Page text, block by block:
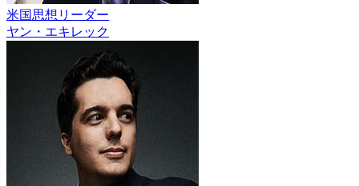
米国思想リーダー
ヤン・エキレック